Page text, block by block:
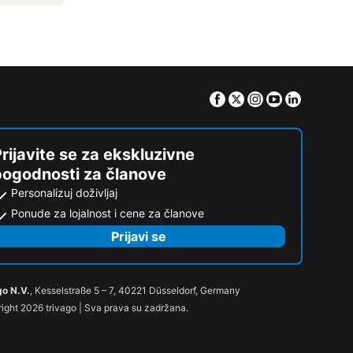
Facebook
TwitterInstagram
Youtube
se za ekskluzivne
za članove
Personalizuj doživljaj
Ponude za lojalnost i cene za članove
Prijavi se
N.V., Kesselstraße 5 – 7, 40221 Düsseldorf, Germany
2026 trivago | Sva prava su zadržana.